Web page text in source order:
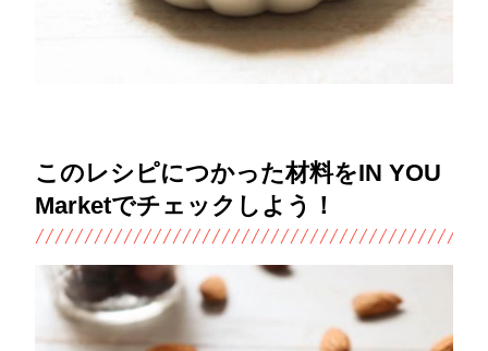
このレシピにつかった材料をIN YOU
Marketでチェックしよう！